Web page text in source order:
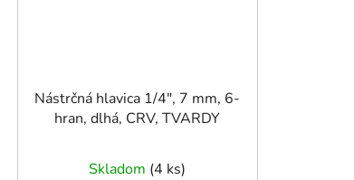
Nástrčná hlavica 1/4", 7 mm, 6-
hran, dlhá, CRV, TVARDY
Skladom (4 ks)